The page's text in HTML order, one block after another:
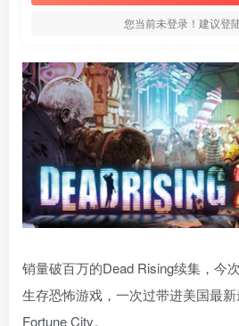
您当前未登录！建议登
销量破百万的Dead Rising续集，今
生存恐怖游戏，一次过带进美国最
Fortune City。